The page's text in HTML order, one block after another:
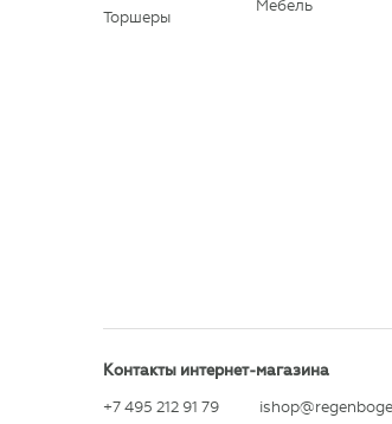
Торшеры
Мебель
Контакты интернет-магазина
+7 495 212 91 79